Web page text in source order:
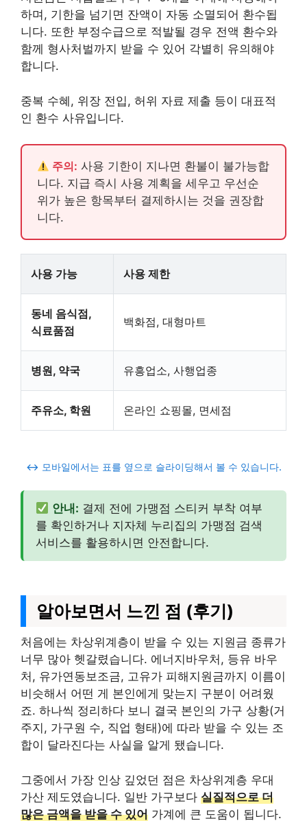
하며, 기한을 넘기면 잔액이 자동 소멸되어 환수됩
니다. 또한 부정수급으로 적발될 경우 전액 환수와
함께 형사처벌까지 받을 수 있어 각별히 유의해야
합니다.
중복 수혜, 위장 전입, 허위 자료 제출 등이 대표적
인 환수 사유입니다.
주의: 사용 기한이 지나면 환불이 불가능합
니다. 지급 즉시 사용 계획을 세우고 우선순
위가 높은 항목부터 결제하시는 것을 권장합
니다.
사용 가능 사용 제한
동네 음식점,
식료품점
백화점, 대형마트
병원, 약국 유흥업소, 사행업종
주유소, 학원 온라인 쇼핑몰, 면세점
↔️ 모바일에서는 표를 옆으로 슬라이딩해서 볼 수 있습니다.
안내: 결제 전에 가맹점 스티커 부착 여부
를 확인하거나 지자체 누리집의 가맹점 검색
서비스를 활용하시면 안전합니다.
알아보면서 느낀 점 (후기)
처음에는 차상위계층이 받을 수 있는 지원금 종류가
너무 많아 헷갈렸습니다. 에너지바우처, 등유 바우
처, 유가연동보조금, 고유가 피해지원금까지 이름이
비슷해서 어떤 게 본인에게 맞는지 구분이 어려웠
죠. 하나씩 정리하다 보니 결국 본인의 가구 상황(거
주지, 가구원 수, 직업 형태)에 따라 받을 수 있는 조
합이 달라진다는 사실을 알게 됐습니다.
그중에서 가장 인상 깊었던 점은 차상위계층 우대
가산 제도였습니다. 일반 가구보다 실질적으로 더
많은 금액을 받을 수 있어 가계에 큰 도움이 됩니다.